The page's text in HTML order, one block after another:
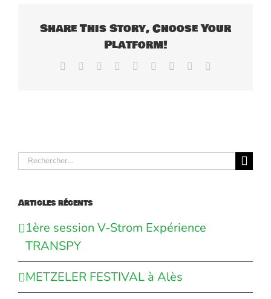
Share This Story, Choose Your
Platform!
Facebook Reddit LinkedInWhatsApp
TumblrPinterest
Rechercher:
Articles récents
1ère session V-Strom Expérience
TRANSPY
METZELER FESTIVAL à Alès